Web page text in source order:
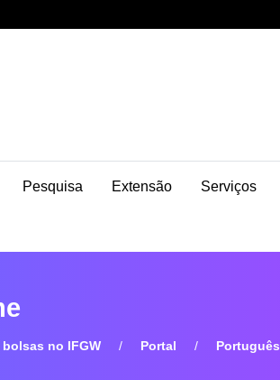
Pesquisa Extensão Serviços
no IFGW Portal Português